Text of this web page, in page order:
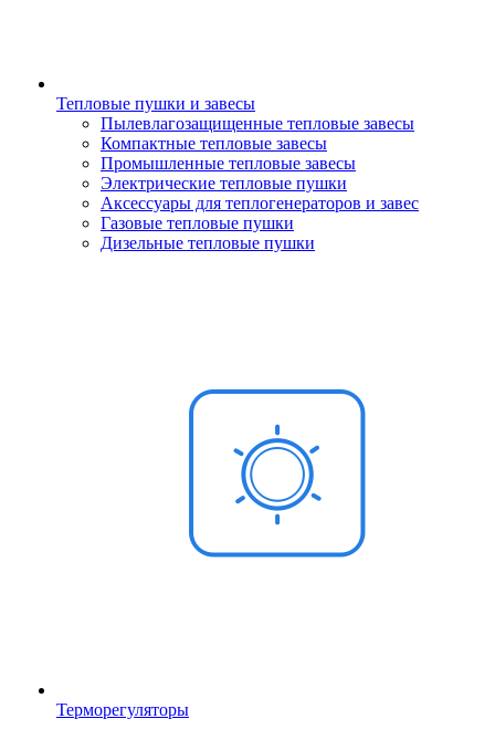
Тепловые пушки и завесы
Пылевлагозащищенные тепловые завесы
Компактные тепловые завесы
Промышленные тепловые завесы
Электрические тепловые пушки
Аксессуары для теплогенераторов и завес
Газовые тепловые пушки
Дизельные тепловые пушки
Терморегуляторы